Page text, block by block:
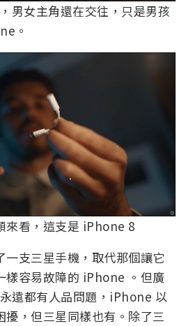
男女主角還在交往，只是男孩
。
看，這支是 iPhone 8
一支三星手機，取代那個讓它
樣容易故障的 iPhone 。但廣
遠都有人品問題，iPhone 以
擾，但三星同樣也有。除了三